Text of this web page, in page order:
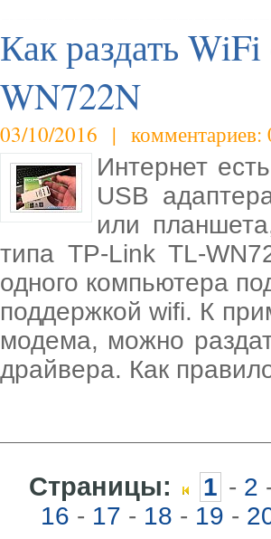
Как раздать
WN722N
03/10/2016 | комментариев:
Интернет
USB
или
типа TP-Link TL-
одного компьютера
поддержкой wifi. К
модема, можно
драйвера. Как
Страницы: 1 - 2
16 - 17 - 18 - 19 -